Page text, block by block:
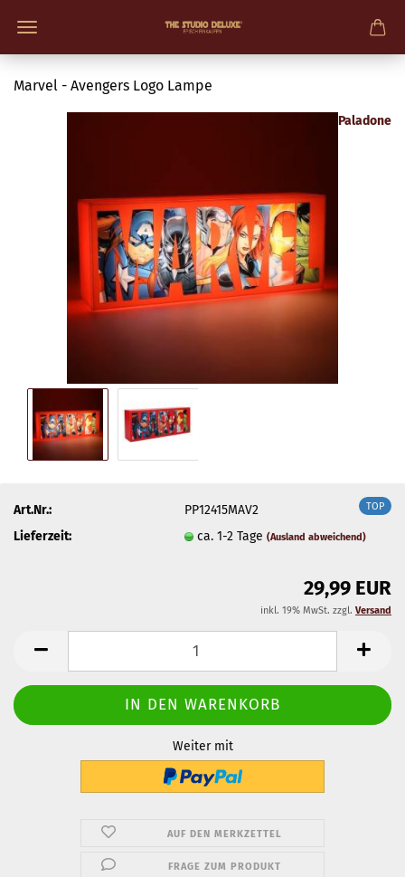
Marvel - Avengers Logo Lampe
Paladone
TOP
Art.Nr.:
PP12415MAV2
Lieferzeit:
ca. 1-2 Tage(Ausland abweichend)
29,99 EUR
inkl. 19% MwSt. zzgl. Versand
Weiter mit
AUF DEN MERKZETTEL
FRAGE ZUM PRODUKT